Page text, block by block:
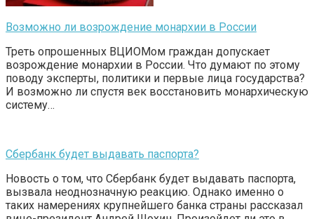
Возможно ли возрождение монархии в России
Треть опрошенных ВЦИОМом граждан допускает
возрождение монархии в России. Что думают по этому
поводу эксперты, политики и первые лица государства?
И возможно ли спустя век восстановить монархическую
систему…
Сбербанк будет выдавать паспорта?
Новость о том, что Сбербанк будет выдавать паспорта,
вызвала неоднозначную реакцию. Однако именно о
таких намерениях крупнейшего банка страны рассказал